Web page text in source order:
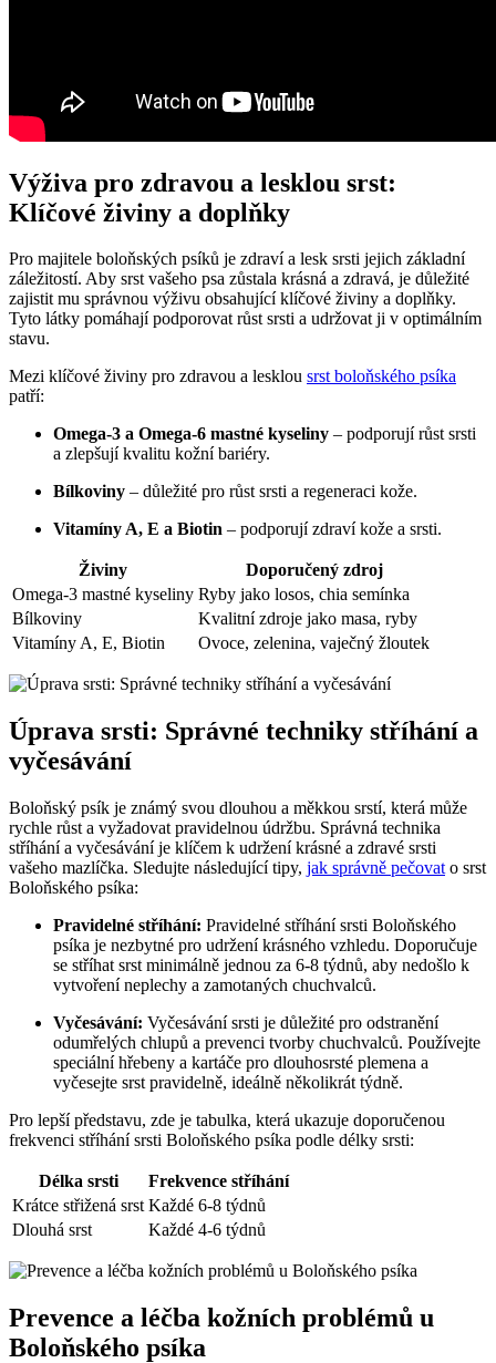
Výživa pro zdravou a lesklou srst:
Klíčové živiny a doplňky
Pro majitele boloňských psíků je zdraví a lesk srsti jejich základní
záležitostí. Aby srst vašeho psa zůstala krásná a zdravá, je důležité
zajistit mu správnou výživu obsahující klíčové živiny a doplňky.
Tyto látky pomáhají podporovat růst srsti a udržovat ji v optimálním
stavu.
Mezi klíčové živiny pro zdravou a lesklou srstboloňského psíka
patří:
Omega-3 a Omega-6 mastné kyseliny – podporují růst srsti
a zlepšují kvalitu kožní bariéry.
Bílkoviny – důležité pro růst srsti a regeneraci kože.
Vitamíny A, E a Biotin – podporují zdraví kože a srsti.
Živiny
Doporučený zdroj
Omega-3 mastné kyseliny Ryby jako losos, chia semínka
Bílkoviny
Kvalitní zdroje jako masa, ryby
Vitamíny A, E, Biotin
Ovoce, zelenina, vaječný žloutek
Úprava srsti: Správné techniky stříhání a
vyčesávání
Boloňský psík je známý svou dlouhou a měkkou srstí, která může
rychle růst a vyžadovat pravidelnou údržbu. Správná technika
stříhání a vyčesávání je klíčem k udržení krásné a zdravé srsti
vašeho mazlíčka. Sledujte následující tipy, jak správně pečovat o srst
Boloňského psíka:
Pravidelné stříhání: Pravidelné stříhání srsti Boloňského
psíka je nezbytné pro udržení krásného vzhledu. Doporučuje
se stříhat srst minimálně jednou za 6-8 týdnů, aby nedošlo k
vytvoření neplechy a zamotaných chuchvalců.
Vyčesávání: Vyčesávání srsti je důležité pro odstranění
odumřelých chlupů a prevenci tvorby chuchvalců. Používejte
speciální hřebeny a kartáče pro dlouhosrsté plemena a
vyčesejte srst pravidelně, ideálně několikrát týdně.
Pro lepší představu, zde je tabulka, která ukazuje doporučenou
frekvenci stříhání srsti Boloňského psíka podle délky srsti:
Délka srsti
Frekvence stříhání
Krátce střižená srst Každé 6-8 týdnů
Dlouhá srst
Každé 4-6 týdnů
Prevence a léčba kožních problémů u
Boloňského psíka